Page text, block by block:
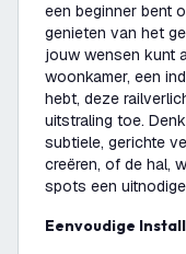
een beginner bent
genieten van het
jouw wensen kunt
woonkamer, een
hebt, deze
uitstraling toe.
subtiele, gerichte
creëren, of de hal,
spots een
Eenvoudige